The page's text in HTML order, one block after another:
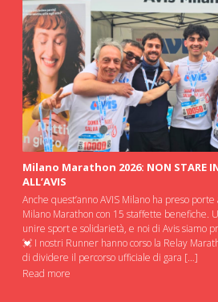
Milano Marathon 2026: NON STARE
ALL’AVIS
Anche quest’anno AVIS Milano ha preso
Milano Marathon con 15 staffette benefiche.
unire sport e solidarietà, e noi di Avis siamo
💓 I nostri Runner hanno corso la Relay
di dividere il percorso ufficiale di gara […]
Read more